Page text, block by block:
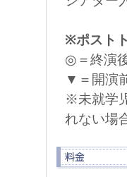
※ポスト
◎＝終演
▼＝開演
※未就学
れない場